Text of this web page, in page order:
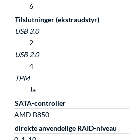
6
Tilslutninger (ekstraudstyr)
USB 3.0
2
USB 2.0
4
TPM
Ja
SATA-controller
AMD B850
direkte anvendelige RAID-niveau